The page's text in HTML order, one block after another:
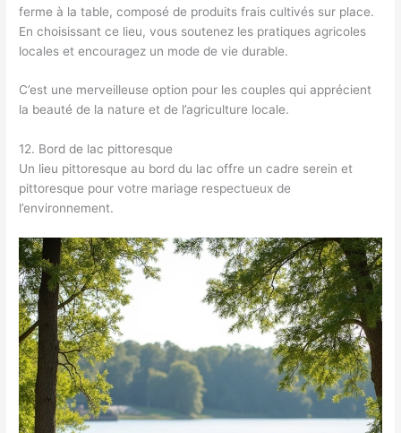
ferme à la table, composé de produits frais cultivés sur place.
En choisissant ce lieu, vous soutenez les pratiques agricoles
locales et encouragez un mode de vie durable.
C’est une merveilleuse option pour les couples qui apprécient
la beauté de la nature et de l’agriculture locale.
12. Bord de lac pittoresque
Un lieu pittoresque au bord du lac offre un cadre serein et
pittoresque pour votre mariage respectueux de
l’environnement.